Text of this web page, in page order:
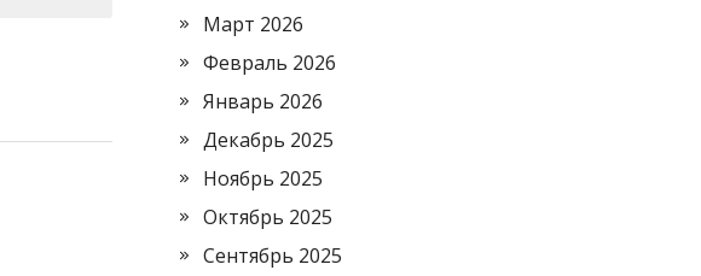
Март 2026
Февраль 2026
Январь 2026
Декабрь 2025
Ноябрь 2025
Октябрь 2025
Сентябрь 2025